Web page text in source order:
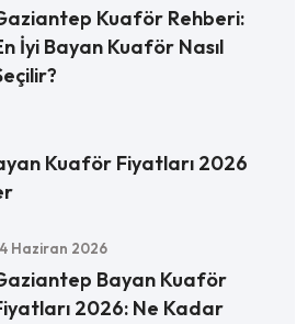
Kuaför Rehberi:
İyi Bayan Kuaför Nasıl
Kuaför Fiyatları 2026
Haziran 2026
Bayan Kuaför
2026: Ne Kadar